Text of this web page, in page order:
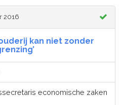
2016
kan niet zonder
economische zaken